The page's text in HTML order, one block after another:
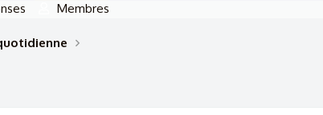
Membres